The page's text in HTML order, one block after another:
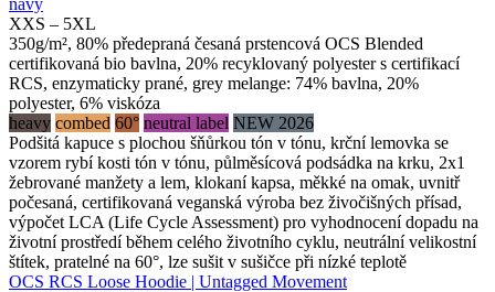
navy
XXS – 5XL
350g/m², 80% předepraná česaná prstencová OCS Blended
certifikovaná bio bavlna, 20% recyklovaný polyester s certifikací
RCS, enzymaticky prané, grey melange: 74% bavlna, 20%
polyester, 6% viskóza
heavy combed 60° neutral label NEW 2026
Podšitá kapuce s plochou šňůrkou tón v tónu, krční lemovka se
vzorem rybí kosti tón v tónu, půlměsícová podsádka na krku, 2x1
žebrované manžety a lem, klokaní kapsa, měkké na omak, uvnitř
počesaná, certifikovaná veganská výroba bez živočišných přísad,
výpočet LCA (Life Cycle Assessment) pro vyhodnocení dopadu na
životní prostředí během celého životního cyklu, neutrální velikostní
štítek, pratelné na 60°, lze sušit v sušičce při nízké teplotě
OCS RCS Loose Hoodie | Untagged Movement